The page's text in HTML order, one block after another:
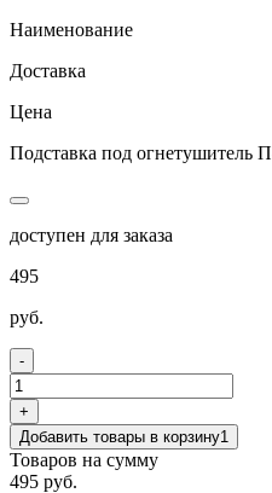
Наименование
Доставка
Цена
Подставка под огнетушитель
доступен для заказа
495
руб.
-
+
Добавить товары в корзину1
Товаров на сумму
495 руб.